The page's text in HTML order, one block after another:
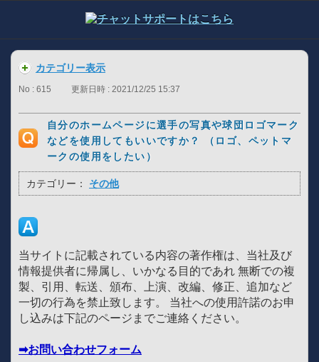
カテゴリー表示
No : 615 更新日時 : 2021/12/25 15:37
自分のホームページに選手の写真や球団ロゴマーク
などを使用してもいいですか？ （ロゴ、ペットマ
ークの使用をしたい）
カテゴリー： その他
当サイトに記載されている内容の著作権は、当社及び
情報提供者に帰属し、いかなる目的であれ 無断での複
製、引用、転送、頒布、上演、改編、修正、追加など
一切の行為を禁止致します。 当社への使用許諾のお申
し込みは下記のページまでご連絡ください。
➡お問い合わせフォーム